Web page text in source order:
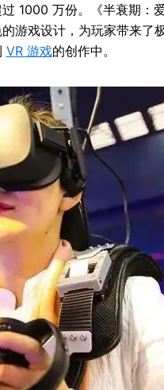
1000 万份。《半衰期：
游戏设计，为玩家带来了
VR 游戏的创作中。